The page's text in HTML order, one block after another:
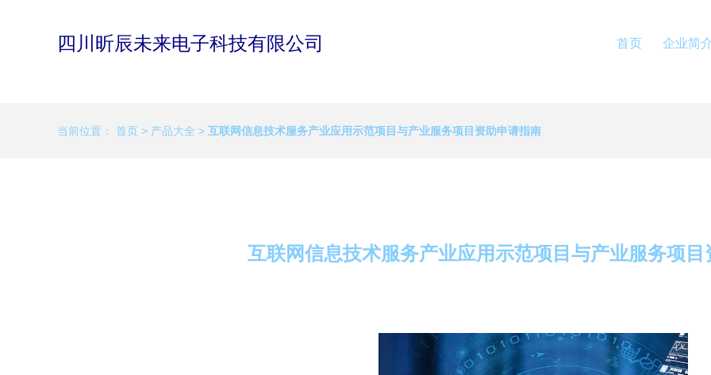
四川昕辰未来电子科技有限公司 首页 企业简
当前位置： 首页 > 产品大全 > 互联网信息技术服务产业应用示范项目与产业服务项目资助申请指南
互联网信息技术服务产业应用示范项目与产业服务项目